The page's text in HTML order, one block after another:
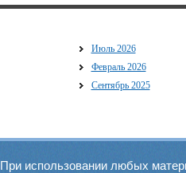
Июль 2026
Февраль 2026
Сентябрь 2025
При использовании любых